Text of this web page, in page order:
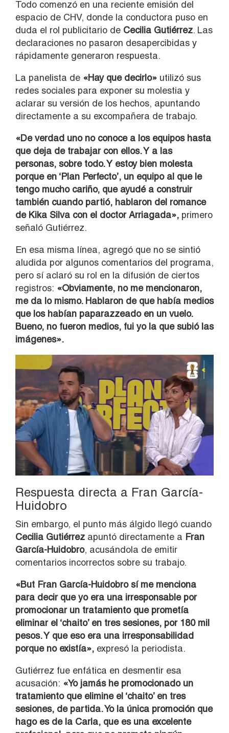
Todo comenzó en una reciente emisión del
espacio de CHV, donde la conductora puso en
duda el rol publicitario de Cecilia Gutiérrez. Las
declaraciones no pasaron desapercibidas y
rápidamente generaron respuesta.
La panelista de «Hay que decirlo» utilizó sus
redes sociales para exponer su molestia y
aclarar su versión de los hechos, apuntando
directamente a su excompañera de trabajo.
«De verdad uno no conoce a los equipos hasta
que deja de trabajar con ellos. Y a las
personas, sobre todo. Y estoy bien molesta
porque en ‘Plan Perfecto’, un equipo al que le
tengo mucho cariño, que ayudé a construir
también cuando partió, hablaron del romance
de Kika Silva con el doctor Arriagada», primero
señaló Gutiérrez.
En esa misma línea, agregó que no se sintió
aludida por algunos comentarios del programa,
pero sí aclaró su rol en la difusión de ciertos
registros: «Obviamente, no me mencionaron,
me da lo mismo. Hablaron de que había medios
que los habían paparazzeado en un vuelo.
Bueno, no fueron medios, fui yo la que subió las
imágenes».
Respuesta directa a Fran García-
Huidobro
Sin embargo, el punto más álgido llegó cuando
Cecilia Gutiérrez apuntó directamente a Fran
García-Huidobro, acusándola de emitir
comentarios incorrectos sobre su trabajo.
«But Fran García-Huidobro sí me menciona
para decir que yo era una irresponsable por
promocionar un tratamiento que prometía
eliminar el ‘chaito’ en tres sesiones, por 180 mil
pesos. Y que eso era una irresponsabilidad
porque no existía», expresó la periodista.
Gutiérrez fue enfática en desmentir esa
acusación: «Yo jamás he promocionado un
tratamiento que elimine el ‘chaito’ en tres
sesiones, de partida. Yo la única promoción que
hago es de la Carla, que es una excelente